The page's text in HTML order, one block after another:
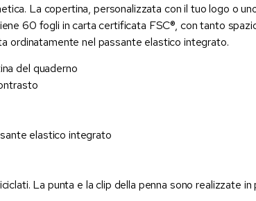
La copertina, personalizzata con il tuo logo o
60 fogli in carta certificata FSC®, con tanto
ordinatamente nel passante elastico integrato.
del quaderno
elastico integrato
La punta e la clip della penna sono realizzate in